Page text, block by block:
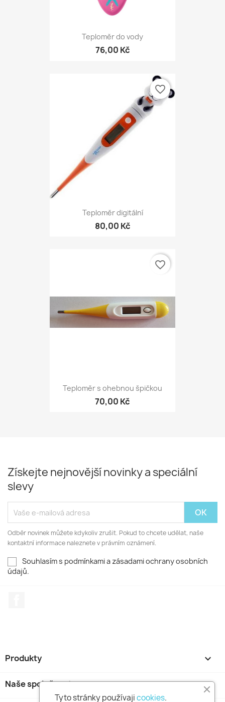
Teploměr do vody
76,00 Kč
Teploměr digitální
80,00 Kč
favorite_border
Teploměr s ohebnou špičkou
70,00 Kč
favorite_border
Získejte nejnovější novinky a speciální
slevy
Odběr novinek můžete kdykoliv zrušit. Pokud to chcete udělat, naše
kontaktní informace naleznete v právním oznámení.
Souhlasím s podmínkami a zásadami ochrany osobních
údajů.
Produkty 
Naše společnost 
Tyto stránky používajicookies.